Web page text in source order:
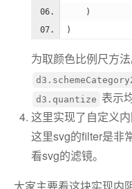
     )
)
为取颜色比例尺方
d3.quantize 表示
这里实现了自定义
这里svg的filter是非
看svg的滤镜。